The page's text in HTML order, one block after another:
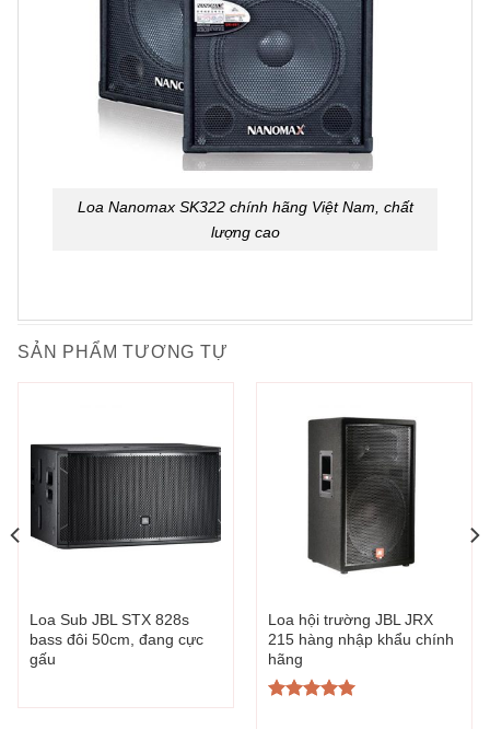
Loa Nanomax SK322 chính hãng Việt Nam, chất
lượng cao
SẢN PHẨM TƯƠNG TỰ
Loa Sub JBL STX 828s
bass đôi 50cm, đang cực
gấu
Loa hội trường JBL JRX
215 hàng nhập khẩu chính
hãng